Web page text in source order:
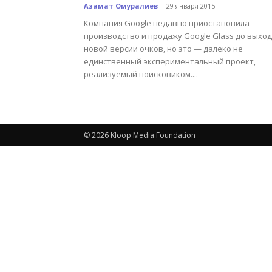
Азамат Омуралиев - 29 января 2015
Компания Google недавно приостановила
производство и продажу Google Glass до
новой версии очков, но это — далеко не
единственный экспериментальный проект,
реализуемый поисковиком....
© 2026 Kloop Media Foundation